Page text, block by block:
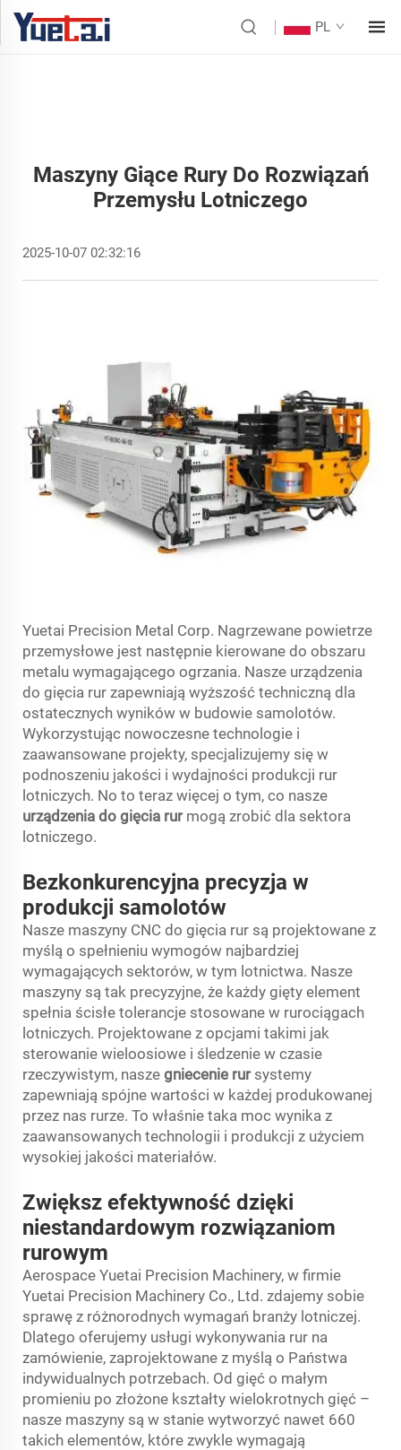
PL
Maszyny Giące Rury Do Rozwiązań
Przemysłu Lotniczego
2025-10-07 02:32:16
Yuetai Precision Metal Corp. Nagrzewane powietrze
przemysłowe jest następnie kierowane do obszaru
metalu wymagającego ogrzania. Nasze urządzenia
do gięcia rur zapewniają wyższość techniczną dla
ostatecznych wyników w budowie samolotów.
Wykorzystując nowoczesne technologie i
zaawansowane projekty, specjalizujemy się w
podnoszeniu jakości i wydajności produkcji rur
lotniczych. No to teraz więcej o tym, co nasze
urządzenia do gięcia rur mogą zrobić dla sektora
lotniczego.
Bezkonkurencyjna precyzja w
produkcji samolotów
Nasze maszyny CNC do gięcia rur są projektowane z
myślą o spełnieniu wymogów najbardziej
wymagających sektorów, w tym lotnictwa. Nasze
maszyny są tak precyzyjne, że każdy gięty element
spełnia ścisłe tolerancje stosowane w rurociągach
lotniczych. Projektowane z opcjami takimi jak
sterowanie wieloosiowe i śledzenie w czasie
rzeczywistym, nasze gniecenie rur systemy
zapewniają spójne wartości w każdej produkowanej
przez nas rurze. To właśnie taka moc wynika z
zaawansowanych technologii i produkcji z użyciem
wysokiej jakości materiałów.
Zwiększ efektywność dzięki
niestandardowym rozwiązaniom
rurowym
Aerospace Yuetai Precision Machinery, w firmie
Yuetai Precision Machinery Co., Ltd. zdajemy sobie
sprawę z różnorodnych wymagań branży lotniczej.
Dlatego oferujemy usługi wykonywania rur na
zamówienie, zaprojektowane z myślą o Państwa
indywidualnych potrzebach. Od gięć o małym
promieniu po złożone kształty wielokrotnych gięć –
nasze maszyny są w stanie wytworzyć nawet 660
takich elementów, które zwykle wymagają